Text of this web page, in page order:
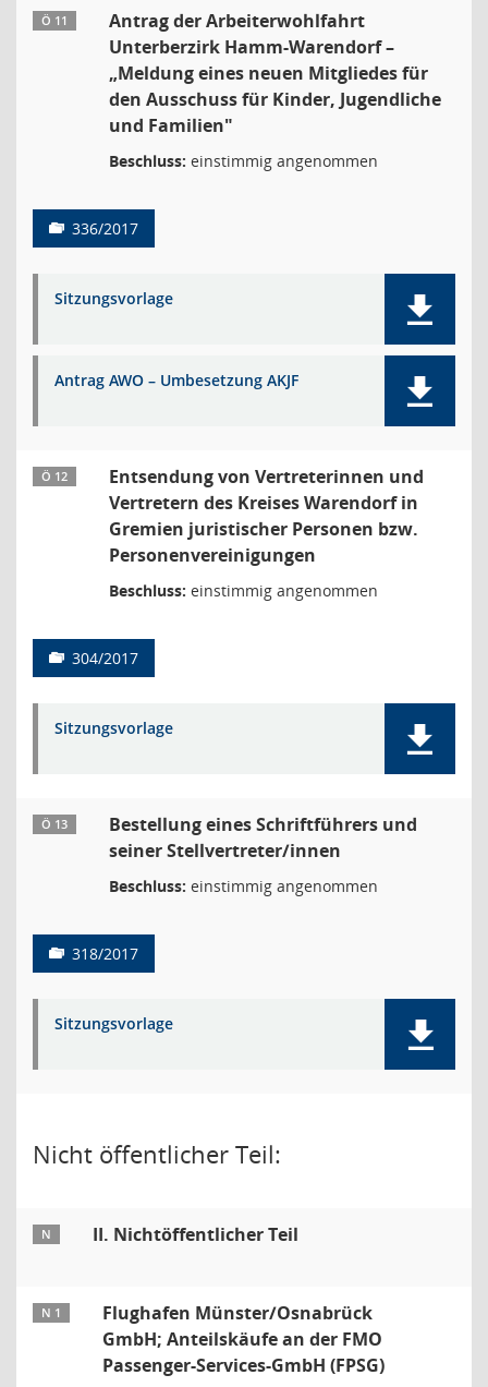
Ö 11
Antrag der Arbeiterwohlfahrt
Unterberzirk Hamm-Warendorf –
„Meldung eines neuen Mitgliedes für
den Ausschuss für Kinder, Jugendliche
und Familien"
Beschluss: einstimmig angenommen
336/2017
Sitzungsvorlage
Antrag AWO – Umbesetzung AKJF
Ö 12
Entsendung von Vertreterinnen und
Vertretern des Kreises Warendorf in
Gremien juristischer Personen bzw.
Personenvereinigungen
Beschluss: einstimmig angenommen
304/2017
Sitzungsvorlage
Ö 13
Bestellung eines Schriftführers und
seiner Stellvertreter/innen
Beschluss: einstimmig angenommen
318/2017
Sitzungsvorlage
Nicht öffentlicher Teil:
N II. Nichtöffentlicher Teil
N 1
Flughafen Münster/Osnabrück
GmbH; Anteilskäufe an der FMO
Passenger-Services-GmbH (FPSG)